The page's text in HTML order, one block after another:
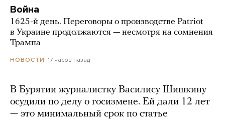
Война
1625-й день. Переговоры о производстве Patriot
в Украине продолжаются — несмотря на сомнения
Трампа
НОВОСТИ 17 часов назад
В Бурятии журналистку Василису Шишкину
осудили по делу о госизмене. Ей дали 12 лет
— это минимальный срок по статье